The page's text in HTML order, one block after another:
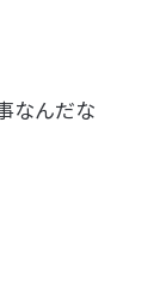
なんだな